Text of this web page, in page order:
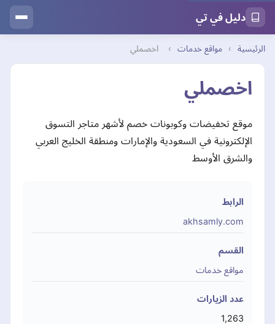
دليل في تي
الرئيسية › مواقع خدمات › اخصملي
اخصملي
موقع تخفيضات وكوبونات خصم لأشهر متاجر التسوق
الإلكترونية في السعودية والإمارات ومنطقة الخليج العربي
والشرق الأوسط
الرابط
akhsamly.com
القسم
مواقع خدمات
عدد الزيارات
1,263